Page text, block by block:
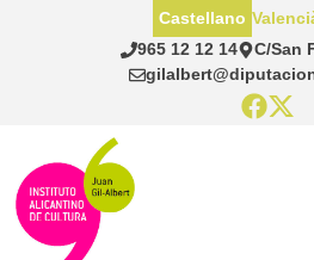
965 12 12 14
C/San
Castellano